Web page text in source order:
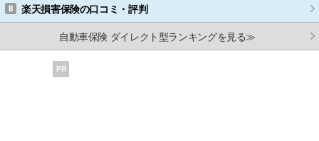
楽天損害保険の口コミ・評判
自動車保険 ダイレクト型ランキングを見る≫
PR